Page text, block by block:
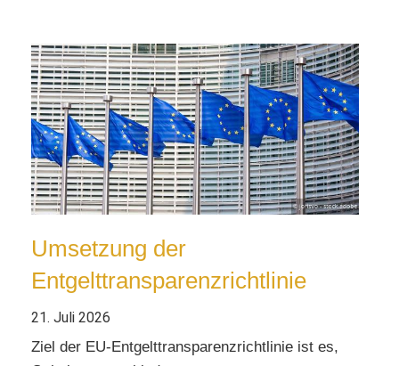
Umsetzung der
Entgelttransparenzrichtlinie
21. Juli 2026
Ziel der EU-Entgelttransparenzrichtlinie ist es,